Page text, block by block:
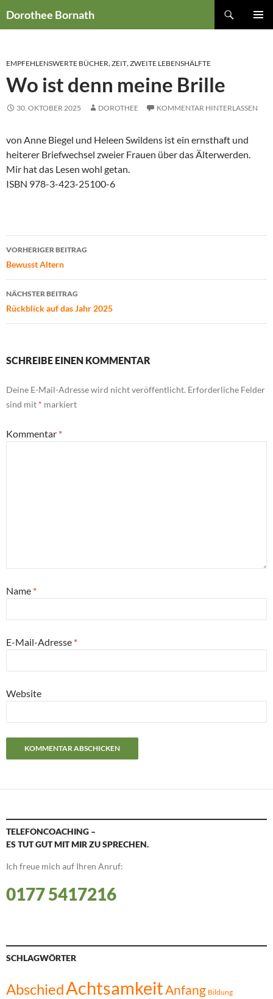
Inhalt
Dorothee Bornath
EMPFEHLENSWERTE BÜCHER,ZEIT,ZWEITE LEBENSHÄLFTE
Wo ist denn meine Brille
30. OKTOBER 2025 DOROTHEE KOMMENTAR HINTERLASSEN
von Anne Biegel und Heleen Swildens ist ein ernsthaft und
heiterer Briefwechsel zweier Frauen über das Älterwerden.
Mir hat das Lesen wohl getan.
ISBN 978-3-423-25100-6
Beitragsnavigation
VORHERIGER BEITRAG
Bewusst Altern
NÄCHSTER BEITRAG
Rückblick auf das Jahr 2025
SCHREIBE EINEN KOMMENTAR
Deine E-Mail-Adresse wird nicht veröffentlicht. Erforderliche Felder
sind mit * markiert
Kommentar *
Name *
E-Mail-Adresse *
Website
TELEFONCOACHING –
ES TUT GUT MIT MIR ZU SPRECHEN.
Ich freue mich auf Ihren Anruf:
0177 5417216
SCHLAGWÖRTER
AbschiedAchtsamkeitAnfang Bildung